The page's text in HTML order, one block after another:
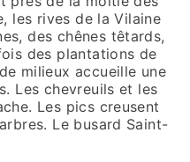
les rives de la Vilaine
des chênes têtards,
des plantations de
milieux accueille une
Les chevreuils et les
Les pics creusent
Le busard Saint-